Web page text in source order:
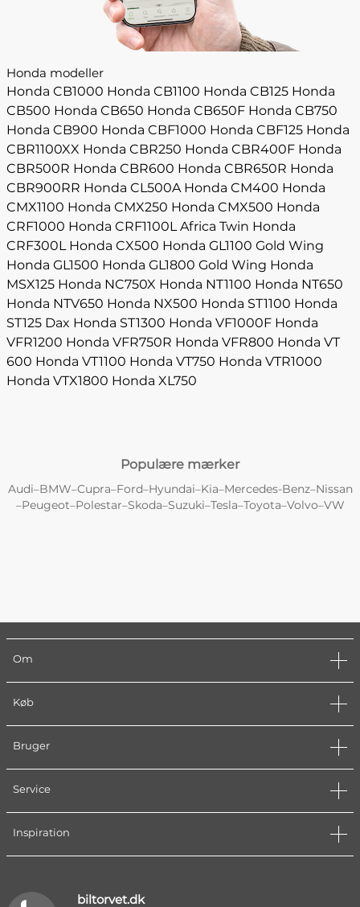
Honda modeller
Honda CB1000 Honda CB1100 Honda CB125 Honda
CB500 Honda CB650 Honda CB650F Honda CB750
Honda CB900 Honda CBF1000 Honda CBF125 Honda
CBR1100XX Honda CBR250 Honda CBR400F Honda
CBR500R Honda CBR600 Honda CBR650R Honda
CBR900RR Honda CL500A Honda CM400 Honda
CMX1100 Honda CMX250 Honda CMX500 Honda
CRF1000 Honda CRF1100L Africa Twin Honda
CRF300L Honda CX500 Honda GL1100 Gold Wing
Honda GL1500 Honda GL1800 Gold Wing Honda
MSX125 Honda NC750X Honda NT1100 Honda NT650
Honda NTV650 Honda NX500 Honda ST1100 Honda
ST125 Dax Honda ST1300 Honda VF1000F Honda
VFR1200 Honda VFR750R Honda VFR800 Honda VT
600 Honda VT1100 Honda VT750 Honda VTR1000
Honda VTX1800 Honda XL750
Populære mærker
Audi–BMW–Cupra–Ford–Hyundai–Kia–Mercedes-Benz–Nissan
–Peugeot–Polestar–Skoda–Suzuki–Tesla–Toyota–Volvo–VW
Om
Køb
Bruger
Service
Inspiration
biltorvet.dk